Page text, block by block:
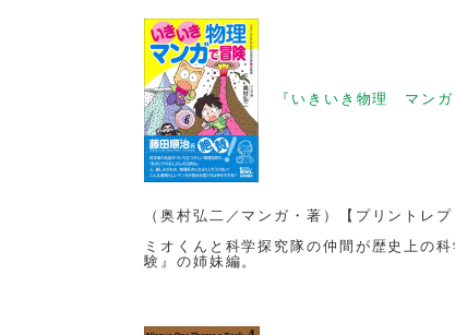
『いきいき物理 マン
（奥村弘二／マンガ・著）【プリントレプ
ミオくんと科学探究隊の仲間が歴史上の
験』の姉妹編。